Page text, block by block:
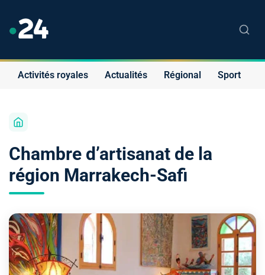
Activités royales Actualités Régional Sport
Chambre d’artisanat de la
région Marrakech-Safi